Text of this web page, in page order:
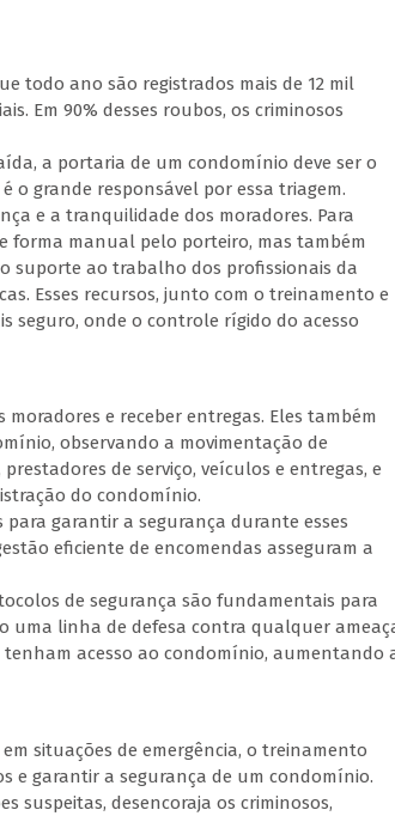
todo ano são registrados mais de 12 mil
Em 90% desses roubos, os criminosos
a portaria de um condomínio deve ser o
o grande responsável por essa triagem.
e a tranquilidade dos moradores. Para
forma manual pelo porteiro, mas também
suporte ao trabalho dos profissionais da
Esses recursos, junto com o treinamento e
seguro, onde o controle rígido do acesso
e receber entregas. Eles também
observando a movimentação de
de serviço, veículos e entregas, e
do condomínio.
garantir a segurança durante esses
eficiente de encomendas asseguram a
de segurança são fundamentais para
uma linha de defesa contra qualquer
acesso ao condomínio, aumentando
situações de emergência, o treinamento
e garantir a segurança de um condomínio.
suspeitas, desencoraja os criminosos,